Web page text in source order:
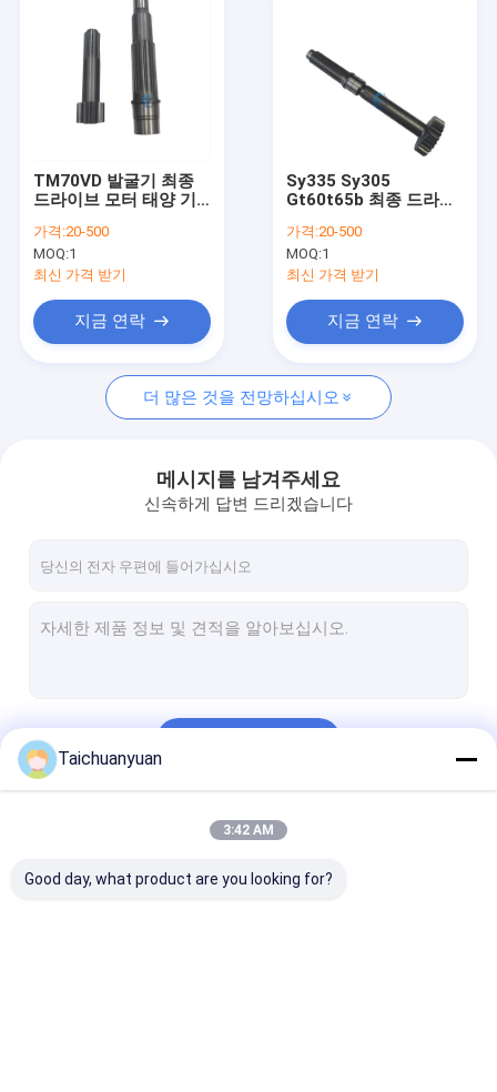
비디오
우리 에 관한 것
저희와 연락
뉴스
인용 을 요청 하십시오
발굴기 이동 감소 기어박스
굴삭기 최종 드라이브 부품
굴삭기 유압펌프
TM70VD 발굴기 최종
드라이브 모터 태양 기
비 부품
130188000018 10빨
17빨 130188000721A
가격:20-500
MOQ:1
최신 가격 받기
지금 연락
Sy335 Sy305
Gt60t65b 최종 드라이
판 부화기 부품
60008647k 12940221
가격:20-500
MOQ:1
최신 가격 받기
지금 연락
더 많은 것을 전망하십시오
메시지를 남겨주세요
신속하게 답변 드리겠습니다
Taichuanyuan
3:42 AM
Good day, what product are you looking for?